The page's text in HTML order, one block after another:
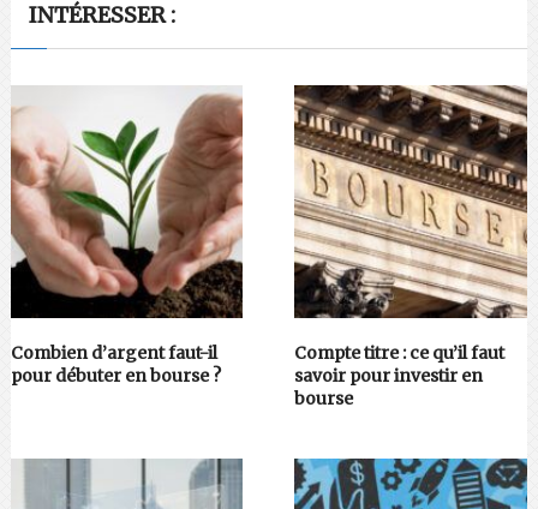
INTÉRESSER :
Combien d’argent faut-il
pour débuter en bourse ?
Compte titre : ce qu’il faut
savoir pour investir en
bourse